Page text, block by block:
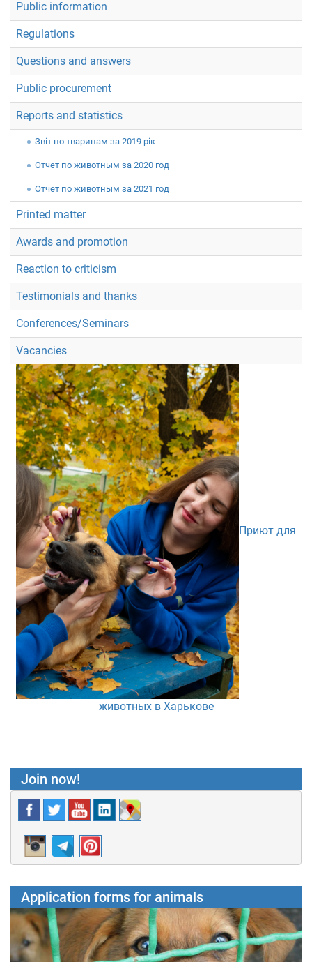
Public information
Regulations
Questions and answers
Public procurement
Reports and statistics
Звiт по тваринам за 2019 рік
Отчет по животным за 2020 год
Отчет по животным за 2021 год
Printed matter
Awards and promotion
Reaction to criticism
Testimonials and thanks
Conferences/Seminars
Vacancies
Приют для
животных в Харькове
Join now!
Application forms for animals